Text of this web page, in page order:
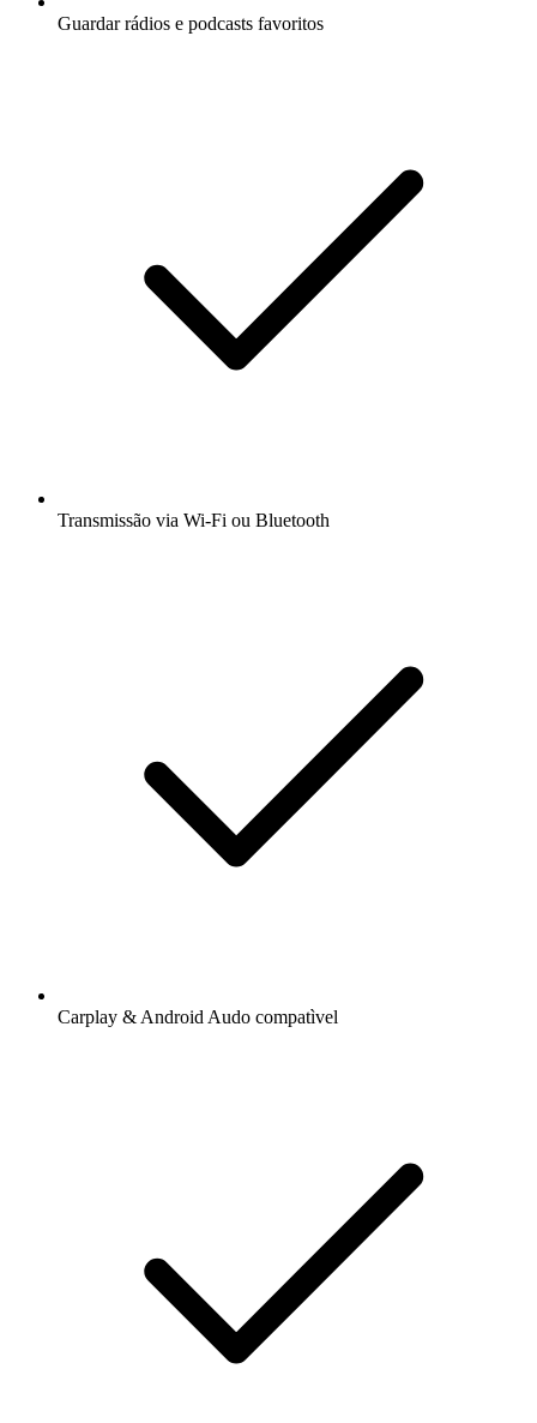
Guardar rádios e podcasts favoritos
Transmissão via Wi-Fi ou Bluetooth
Carplay & Android Audo compatìvel